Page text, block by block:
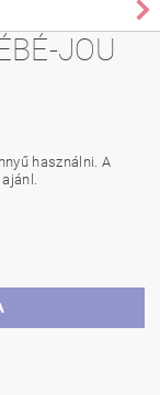
JOU
használni. A